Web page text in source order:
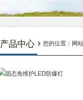
产品中心 您的位置： 网